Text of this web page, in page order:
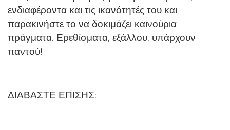
ενδιαφέροντα και τις ικανότητές του και
παρακινήστε το να δοκιμάζει καινούρια
πράγματα. Ερεθίσματα, εξάλλου, υπάρχουν
παντού!
ΔΙΑΒΑΣΤΕ ΕΠΙΣΗΣ: